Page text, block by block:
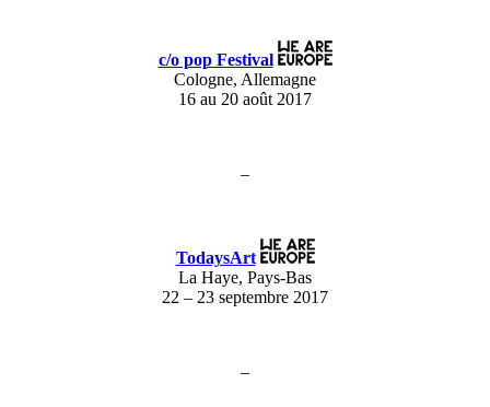
c/o pop Festival
Cologne, Allemagne
16 au 20 août 2017
–
TodaysArt
La Haye, Pays-Bas
22 – 23 septembre 2017
–